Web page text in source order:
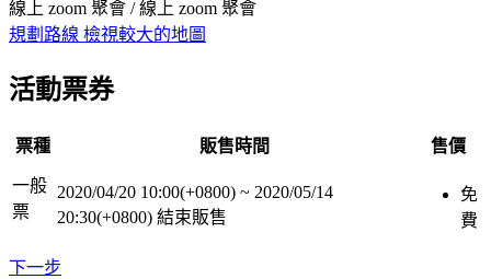
線上 zoom 聚會 / 線上 zoom 聚會
規劃路線 檢視較大的地圖
活動票券
票種 販售時間 售價
一般
票
2020/04/20 10:00(+0800) ~ 2020/05/14
20:30(+0800) 結束販售
免
費
下一步